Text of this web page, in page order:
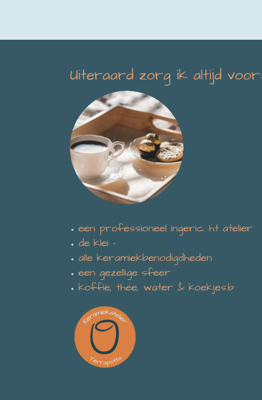
Uiteraard zorg ik altijd voor:
een professioneel ingeric. ht atelier
de klei -
alle keramiekbenodigdheden
een gezellige sfeer
koffie, thee, water & koekjes.b